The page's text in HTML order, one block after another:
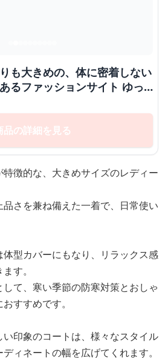
も大きめの、体に密着しない
るファッションサイト ゆっ
フーデッドコート
品の詳細を見る
徴的な、大きめサイズのレディー
さを兼ね備えた一着で、日常使い
型カバーにもなり、リラックス感
す。
て、寒い季節の防寒対策とおしゃ
すすめです。
印象のコートは、様々なスタイル
ィネートの幅を広げてくれます。